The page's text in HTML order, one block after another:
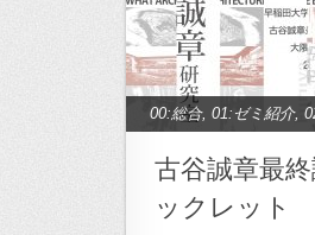
00:総合, 01:ゼミ紹介,
究,12:木質空間研究,
研究
,14:作家論研究
古谷誠章最
ックレット